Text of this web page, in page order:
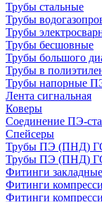
Трубы стальные
Трубы
Трубы
Трубы бесшовные
Трубы большого
Трубы в
Трубы напорные
Лента сигнальная
Коверы
Соединение ПЭ-
Спейсеры
Трубы ПЭ (ПНД)
Трубы ПЭ (ПНД)
Фитинги
Фитинги
Фитинги